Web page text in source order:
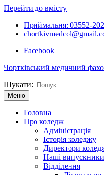
Перейти до вмісту
Приймальня: 03552-
Facebook
Чортківський медичний
Шукати:
Меню
Головна
Про коледж
Адміністрація
Історія коледжу
Директори
Наші випускники
Відділення